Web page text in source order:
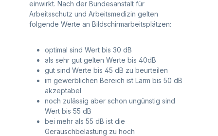
einwirkt. Nach der Bundesanstalt für
Arbeitsschutz und Arbeitsmedizin gelten
folgende Werte an Bildschirmarbeitsplätzen:
optimal sind Wert bis 30 dB
als sehr gut gelten Werte bis 40dB
gut sind Werte bis 45 dB zu beurteilen
im gewerblichen Bereich ist Lärm bis 50 dB
akzeptabel
noch zulässig aber schon ungünstig sind
Wert bis 55 dB
bei mehr als 55 dB ist die
Geräuschbelastung zu hoch